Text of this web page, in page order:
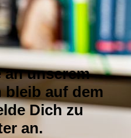
an unserem
bleib auf dem
Dich zu
an.